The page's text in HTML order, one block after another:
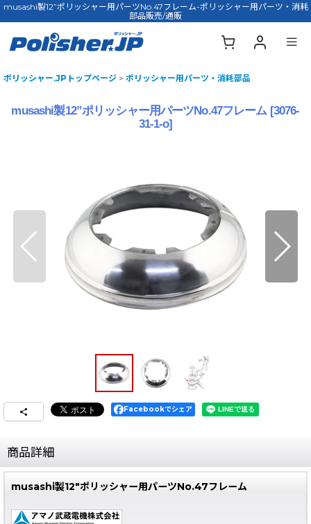
musashi製12”ポリッシャー用パーツNo.47フレーム-ポリッシャー用パーツ・消耗
部品販売/通販
ポリッシャー.JPトップページ > ポリッシャー用パーツ・消耗部品
musashi製12”ポリッシャー用パーツNo.47フレーム [3076-
31-1-o]
Facebookでシェア
商品詳細
musashi製12"ポリッシャー用パーツNo.47フレーム